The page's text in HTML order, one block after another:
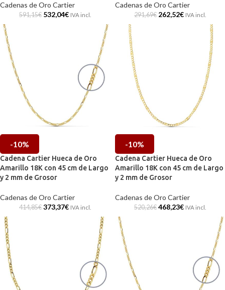
Cadenas de Oro Cartier
591,15€ 532,04€ IVA incl.
Cadenas de Oro Cartier
291,69€ 262,52€ IVA incl.
-10%
Cadena Cartier Hueca de Oro
Amarillo 18K con 45 cm de Largo
y 2 mm de Grosor
Cadenas de Oro Cartier
414,85€ 373,37€ IVA incl.
-10%
Cadena Cartier Hueca de Oro
Amarillo 18K con 45 cm de Largo
y 2 mm de Grosor
Cadenas de Oro Cartier
520,26€ 468,23€ IVA incl.